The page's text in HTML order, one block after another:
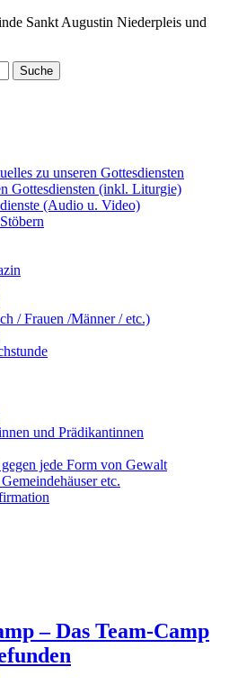
Sankt Augustin Niederpleis und
Suche
zu unseren Gottesdiensten
Gottesdiensten (inkl. Liturgie)
(Audio u. Video)
/ Frauen /Männer / etc.)
und Prädikantinnen
jede Form von Gewalt
etc.
– Das Team-Camp